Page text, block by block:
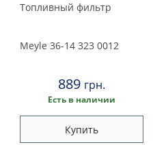
Топливный фильтр
Meyle 36-14 323 0012
889 грн.
Есть в наличии
Купить